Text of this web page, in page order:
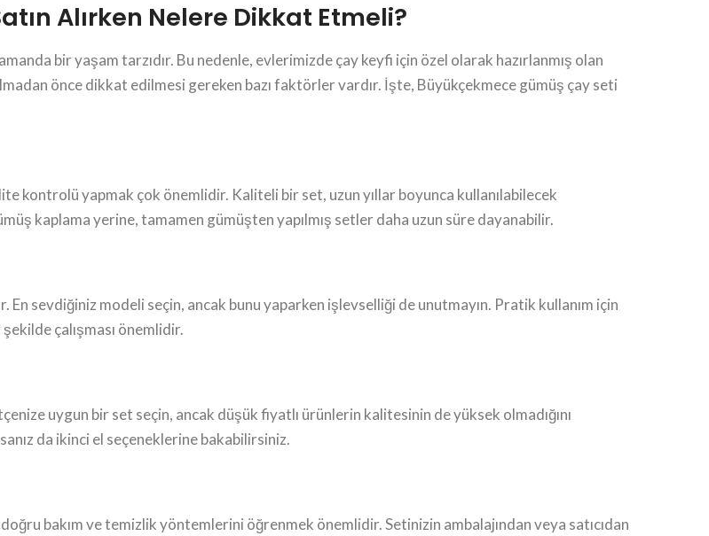
Alırken Nelere Dikkat Etmeli?
bir yaşam tarzıdır. Bu nedenle, evlerimizde çay keyfi için özel olarak hazırlanmış olan
önce dikkat edilmesi gereken bazı faktörler vardır. İşte, Büyükçekmece gümüş çay seti
kontrolü yapmak çok önemlidir. Kaliteli bir set, uzun yıllar boyunca kullanılabilecek
kaplama yerine, tamamen gümüşten yapılmış setler daha uzun süre dayanabilir.
sevdiğiniz modeli seçin, ancak bunu yaparken işlevselliği de unutmayın. Pratik kullanım için
çalışması önemlidir.
uygun bir set seçin, ancak düşük fiyatlı ürünlerin kalitesinin de yüksek olmadığını
da ikinci el seçeneklerine bakabilirsiniz.
bakım ve temizlik yöntemlerini öğrenmek önemlidir. Setinizin ambalajından veya satıcıdan